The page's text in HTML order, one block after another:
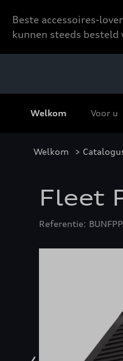
Beste accessoires-
kunnen steeds besteld
Welkom Voor u
Welkom >
Fleet
Referentie: